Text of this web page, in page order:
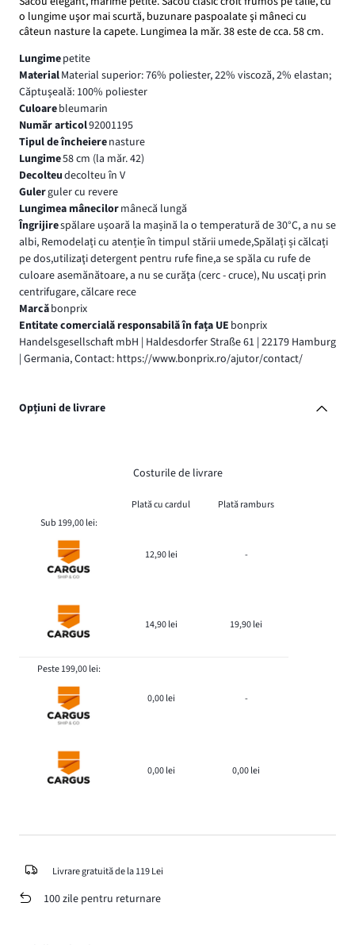
o lungime uşor mai scurtă, buzunare paspoalate şi mâneci cu
câteun nasture la capete. Lungimea la măr. 38 este de cca. 58 cm.
Lungimepetite
MaterialMaterial superior: 76% poliester, 22% viscoză, 2% elastan;
Căptuşeală: 100% poliester
Culoarebleumarin
Număr articol92001195
Tipul de încheierenasture
Lungime58 cm (la măr. 42)
Decolteudecolteu în V
Gulerguler cu revere
Lungimea mânecilormânecă lungă
Îngrijirespălare ușoară la mașină la o temperatură de 30°C, a nu se
albi, Remodelați cu atenție în timpul stării umede,Spălați și călcați
pe dos,utilizaţi detergent pentru rufe fine,a se spăla cu rufe de
culoare asemănătoare, a nu se curăţa (cerc - cruce), Nu uscați prin
centrifugare, călcare rece
Marcăbonprix
Entitate comercială responsabilă în fața UE bonprix
Handelsgesellschaft mbH | Haldesdorfer Straße 61 | 22179 Hamburg
| Germania, Contact: https://www.bonprix.ro/ajutor/contact/
Opțiuni de livrare
Costurile de livrare
Plată cu cardul
Plată ramburs
Sub 199,00 lei:
12,90 lei -
14,90 lei 19,90 lei
Peste 199,00 lei:
0,00 lei -
0,00 lei 0,00 lei
Livrare gratuită de la 119 Lei
100 zile pentru returnare